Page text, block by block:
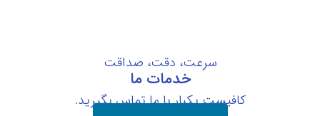
سرعت، دقت، صداقت
خدمات ما
کافیست یکبار با ما تماس بگیرید.